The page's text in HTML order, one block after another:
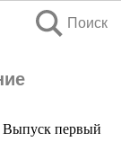
Поиск
первый